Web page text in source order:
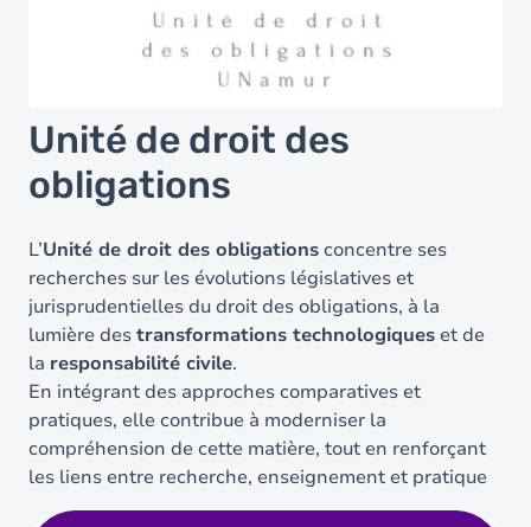
Unité de droit des
obligations
L’Unité de droit des obligations concentre ses
recherches sur les évolutions législatives et
jurisprudentielles du droit des obligations, à la
lumière destransformations technologiques et de
la responsabilité civile.
En intégrant des approches comparatives et
pratiques, elle contribue à moderniser la
compréhension de cette matière, tout en renforçant
les liens entre recherche, enseignement et pratique
juridique.